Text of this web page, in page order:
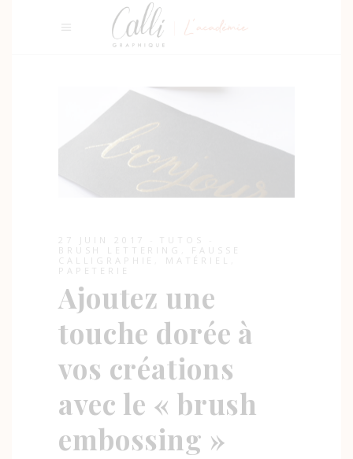
27 JUIN 2017
TUTOS
BRUSH LETTERING
FAUSSE
CALLIGRAPHIE
MATÉRIEL
PAPETERIE
Ajoutez une
touche dorée à
vos créations
avec le « brush
embossing »